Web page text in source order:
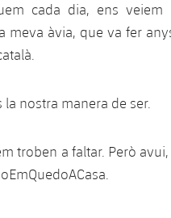
cada dia, ens veiem
meva àvia, que va fer
nostra manera de ser.
troben a faltar. Però avui,